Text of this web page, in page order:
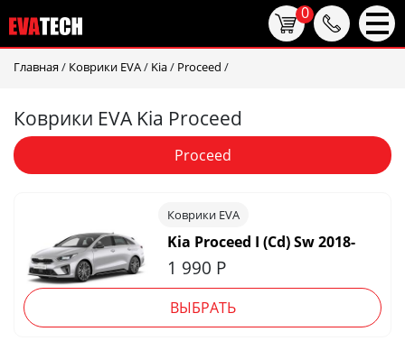
Главная / Коврики EVA/ Kia/ Proceed /
Коврики EVA Kia Proceed
Proceed
Коврики EVA
Kia Proceed I (Cd) Sw 2018-
1 990 Р
ВЫБРАТЬ
0